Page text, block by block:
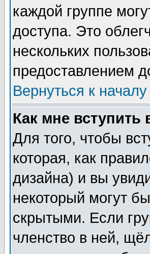
каждой группе
доступа. Это
нескольких
предоставлением
Вернуться к началу
Как мне вступить
Для того, чтобы
которая, как
дизайна) и вы
некоторый могут
скрытыми. Если
членство в ней,